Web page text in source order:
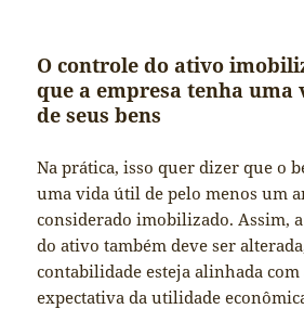
O controle do ativo
que a empresa tenha uma
de seus bens
Na prática, isso quer dizer que o
uma vida útil de pelo menos um
considerado imobilizado. Assim,
do ativo também deve ser
contabilidade esteja alinhada
expectativa da utilidade